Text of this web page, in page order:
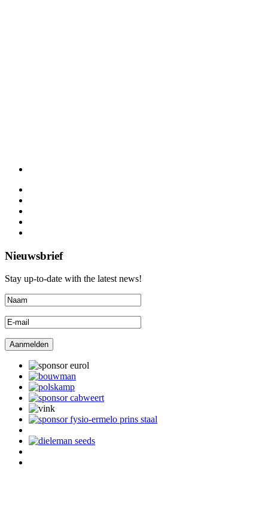
Nieuwsbrief
Stay up-to-date with the latest news!